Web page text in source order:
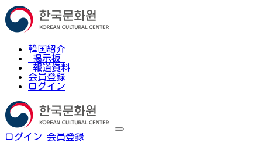
韓国紹介
掲示板
報道資料
会員登録
ログイン
ログイン 会員登録